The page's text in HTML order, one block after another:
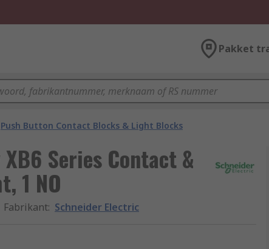
Pakket
Push Button Contact Blocks & Light Blocks
Series Contact &
1 NO
Fabrikant: Schneider Electric